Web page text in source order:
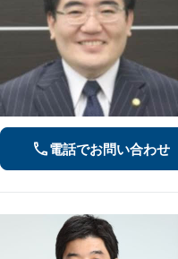
電話でお問い合わせ